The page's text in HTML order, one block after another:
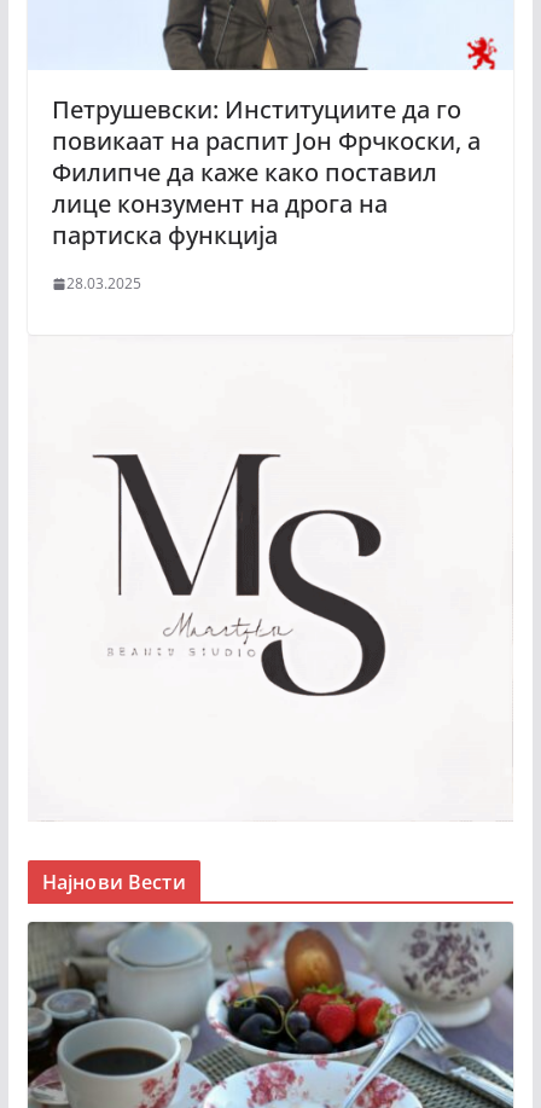
Петрушевски: Институциите да го
повикаат на распит Јон Фрчкоски, а
Филипче да каже како поставил
лице конзумент на дрога на
партиска функција
28.03.2025
Најнови Вести